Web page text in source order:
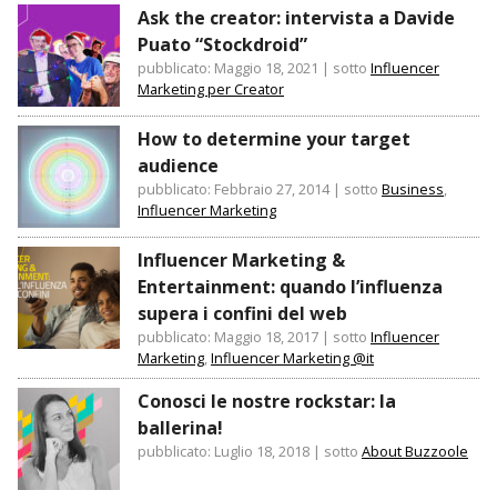
Ask the creator: intervista a Davide
Puato “Stockdroid”
pubblicato: Maggio 18, 2021 | sotto Influencer
Marketing per Creator
How to determine your target
audience
pubblicato: Febbraio 27, 2014| sotto Business,
Influencer Marketing
Influencer Marketing &
Entertainment: quando l’influenza
supera i confini del web
pubblicato: Maggio 18, 2017 | sotto Influencer
Marketing,Influencer Marketing @it
Conosci le nostre rockstar: la
ballerina!
pubblicato: Luglio 18, 2018 | sotto About Buzzoole